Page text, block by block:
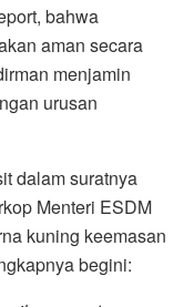
bahwa
aman secara
menjamin
urusan
dalam suratnya
Menteri ESDM
kuning keemasan
begini: